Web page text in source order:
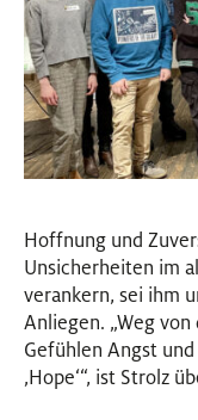
Hoffnung und
Unsicherheiten im
verankern, sei ihm
Anliegen. „Weg
Gefühlen Angst
‚Hope‘“, ist Strolz